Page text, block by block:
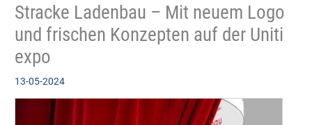
Stracke Ladenbau – Mit neuem Logo
und frischen Konzepten auf der Uniti
expo
13-05-2024